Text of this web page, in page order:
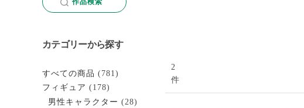
2
件
作品検索
カテゴリーから探す
すべての商品 (781)
フィギュア (178)
男性キャラクター (28)